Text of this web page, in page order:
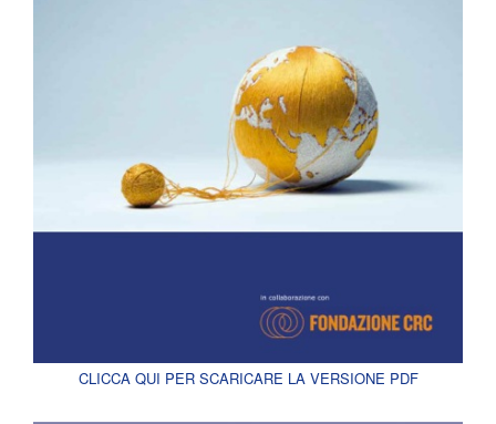
CLICCA QUI PER SCARICARE LA VERSIONE PDF